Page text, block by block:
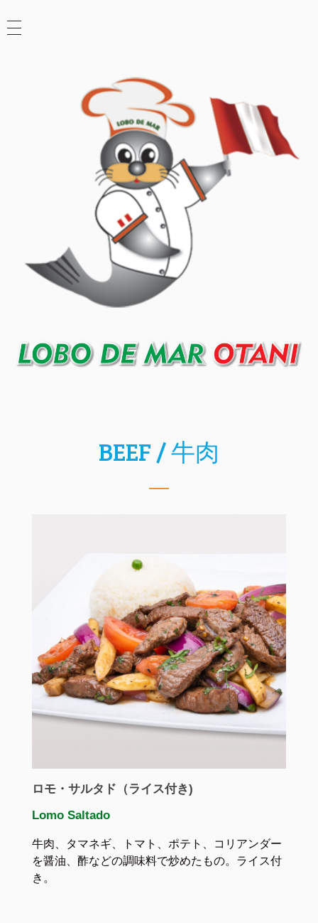
BEEF / 牛肉
ロモ・サルタド（ライス付き)
Lomo Saltado
牛肉、タマネギ、トマト、ポテト、コリアンダー
を醤油、酢などの調味料で炒めたもの。ライス付
き。